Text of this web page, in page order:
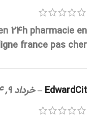
24h pharmacie en
france pas cher
EdwardCit
–خرداد 9, 1404